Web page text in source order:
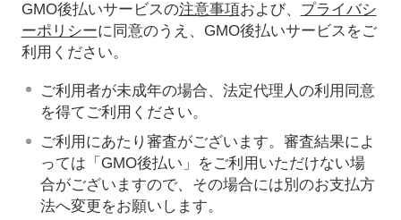
GMO後払いサービスの注意事項および、 プライバシ
ーポリシーに同意のうえ、GMO後払いサービスをご
利用ください。
ご利用者が未成年の場合、法定代理人の利用同意
を得てご利用ください。
ご利用にあたり審査がございます。審査結果によ
っては「GMO後払い」をご利用いただけない場
合がございますので、その場合には別のお支払方
法へ変更をお願いします。